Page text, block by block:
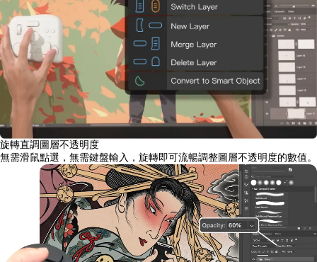
旋轉直調圖層不透明度
無需滑鼠點選，無需鍵盤輸入，旋轉即可流暢調整圖層不透明度的數值。